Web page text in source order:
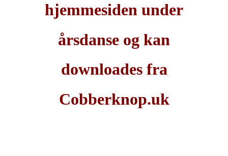
hjemmesiden under
årsdanse og kan
downloades fra
Cobberknop.uk